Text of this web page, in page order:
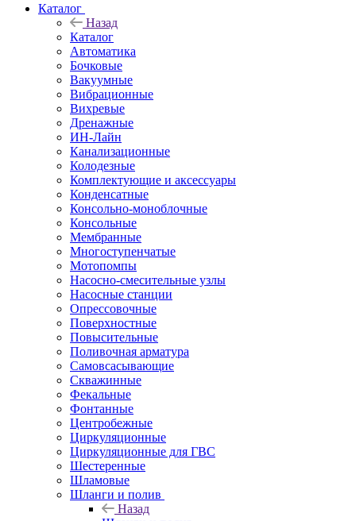
Каталог
Назад
Каталог
Автоматика
Бочковые
Вакуумные
Вибрационные
Вихревые
Дренажные
ИН-Лайн
Канализационные
Колодезные
Комплектующие и аксессуары
Конденсатные
Консольно-моноблочные
Консольные
Мембранные
Многоступенчатые
Мотопомпы
Насосно-смесительные узлы
Насосные станции
Опрессовочные
Поверхностные
Повысительные
Поливочная арматура
Самовсасывающие
Скважинные
Фекальные
Фонтанные
Центробежные
Циркуляционные
Циркуляционные для ГВС
Шестеренные
Шламовые
Шланги и полив
Назад